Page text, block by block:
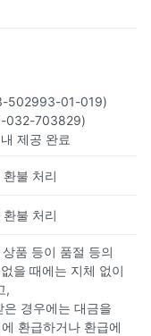
502993-01-019)
032-703829)
제공 완료
불 처리
불 처리
품 등이 품절 등의
을 때에는 지체 없이
,
경우에는 대금을
환급하거나 환급에